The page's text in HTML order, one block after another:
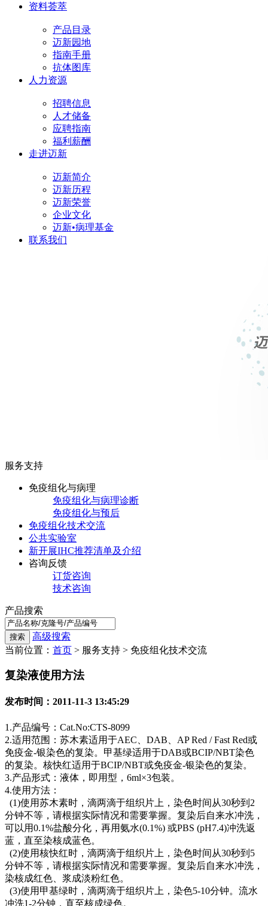
资料荟萃
产品目录
迈新园地
指南手册
抗体图库
人力资源
招聘信息
人才储备
应聘指南
福利薪酬
走进迈新
迈新简介
迈新历程
迈新荣誉
企业文化
迈新•病理基金
联系我们
服务支持
免疫组化与病理
免疫组化与病理诊断
免疫组化与预后
免疫组化技术交流
公共实验室
新开展IHC推荐清单及介绍
咨询反馈
订货咨询
技术咨询
产品搜索
高级搜索
当前位置： 首页 > 服务支持 > 免疫组化技术交流
复染液使用方法
发布时间：2011-11-3 13:45:29
1.产品编号：Cat.No:CTS-8099
2.适用范围：苏木素适用于AEC、DAB、AP Red / Fast Red或
免疫金-银染色的复染。甲基绿适用于DAB或BCIP/NBT染色
的复染。核快红适用于BCIP/NBT或免疫金-银染色的复染。
3.产品形式：液体，即用型，6ml×3包装。
4.使用方法：
(1)使用苏木素时，滴两滴于组织片上，染色时间从30秒到2
分钟不等，请根据实际情况和需要掌握。复染后自来水冲洗，
可以用0.1%盐酸分化，再用氨水(0.1%) 或PBS (pH7.4)冲洗返
蓝，直至染核成蓝色。
(2)使用核快红时，滴两滴于组织片上，染色时间从30秒到5
分钟不等，请根据实际情况和需要掌握。复染后自来水冲洗，
染核成红色、浆成淡粉红色。
(3)使用甲基绿时，滴两滴于组织片上，染色5-10分钟。流水
冲洗1-2分钟，直至核成绿色。